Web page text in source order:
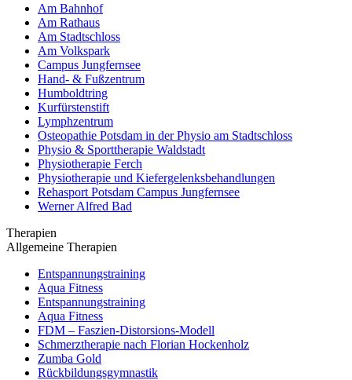
Am Bahnhof
Am Rathaus
Am Stadtschloss
Am Volkspark
Campus Jungfernsee
Hand- & Fußzentrum
Humboldtring
Kurfürstenstift
Lymphzentrum
Osteopathie Potsdam in der Physio am Stadtschloss
Physio & Sporttherapie Waldstadt
Physiotherapie Ferch
Physiotherapie und Kiefergelenksbehandlungen
Rehasport Potsdam Campus Jungfernsee
Werner Alfred Bad
Therapien
Allgemeine Therapien
Entspannungstraining
Aqua Fitness
Entspannungstraining
Aqua Fitness
FDM – Faszien-Distorsions-Modell
Schmerztherapie nach Florian Hockenholz
Zumba Gold
Rückbildungsgymnastik